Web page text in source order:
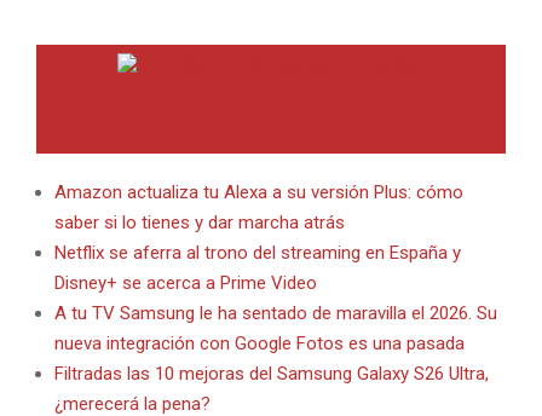
Amazon actualiza tu Alexa a su versión Plus: cómo
saber si lo tienes y dar marcha atrás
Netflix se aferra al trono del streaming en España y
Disney+ se acerca a Prime Video
A tu TV Samsung le ha sentado de maravilla el 2026. Su
nueva integración con Google Fotos es una pasada
Filtradas las 10 mejoras del Samsung Galaxy S26 Ultra,
¿merecerá la pena?